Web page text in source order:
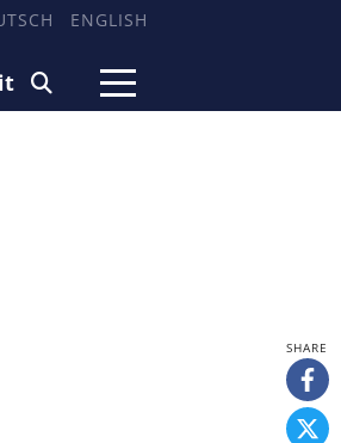
ENGLISH